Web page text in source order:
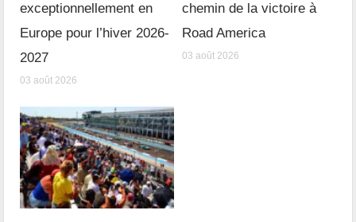
exceptionnellement en
Europe pour l’hiver 2026-
2027
03 août 2026
chemin de la victoire à
Road America
03 août 2026